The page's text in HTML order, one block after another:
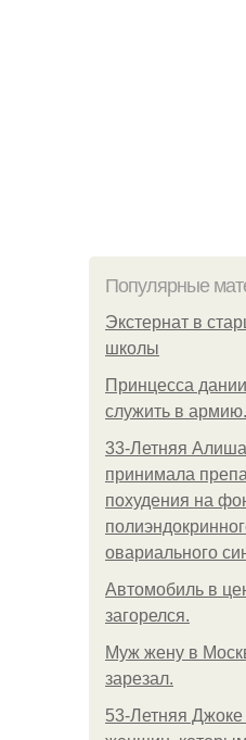
Популярные
Экстернат в
школы
Принцесса
служить в армию.
33-Летняя
принимала
похудения на
овариального
Автомобиль в
загорелся.
Mуж жену в
зарезал.
53-Летняя Джоке